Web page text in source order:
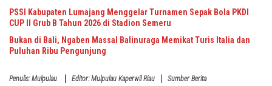
PSSI Kabupaten Lumajang Menggelar Turnamen Sepak Bola PKDI
CUP II Grub B Tahun 2026 di Stadion Semeru
Bukan di Bali, Ngaben Massal Balinuraga Memikat Turis Italia dan
Puluhan Ribu Pengunjung
Penulis: Mulpulau Editor: Mulpulau Kaperwil Riau Sumber Berita